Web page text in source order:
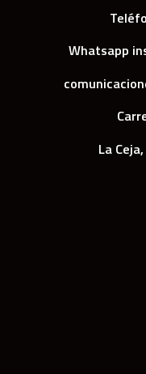
Whatsapp
La